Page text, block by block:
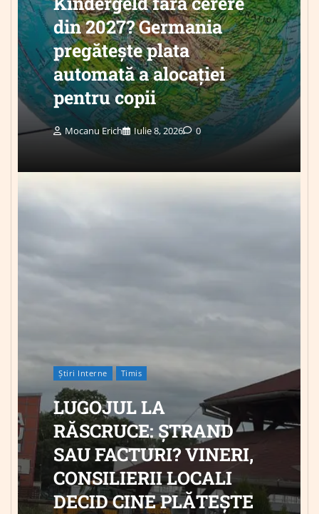
din 2027? Germania
pregătește plata
automată a alocației
pentru copii
Mocanu Erich Iulie 8, 2026 0
Știri Interne Timis
LUGOJUL LA
RĂSCRUCE: ȘTRAND
SAU FACTURI? VINERI,
CONSILIERII LOCALI
DECID CINE PLĂTEȘTE